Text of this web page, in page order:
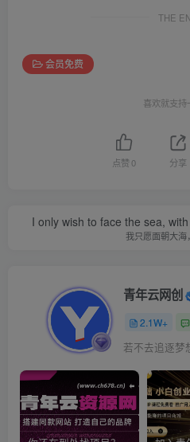
THE
会员免费
喜欢就支持
点赞0 分享
I only wish to face the sea,
我只愿面朝大海
青年云网创
2.1W+
若不去追逐梦